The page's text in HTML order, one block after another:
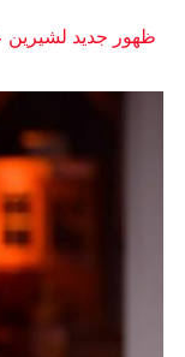
ظهور جديد لشيرين